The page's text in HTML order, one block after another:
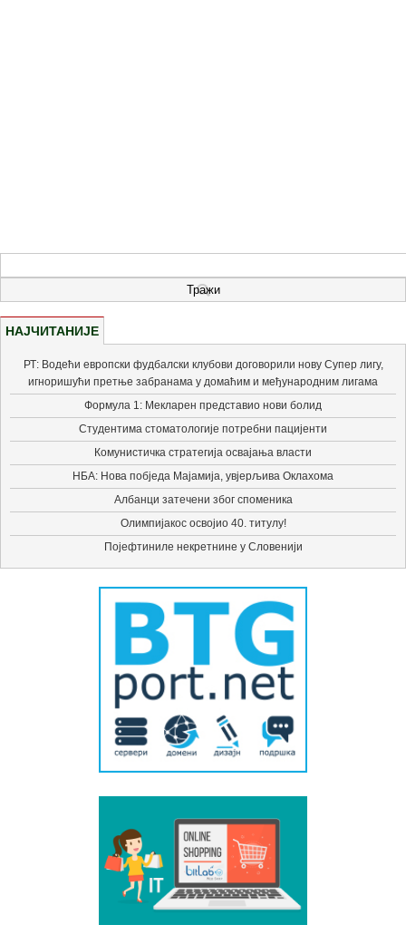
НАЈЧИТАНИЈЕ
РТ: Водећи европски фудбалски клубови договорили нову Супер лигу,
игноришући претње забранама у домаћим и међународним лигама
Формула 1: Мекларен представио нови болид
Студентима стоматологије потребни пацијенти
Комунистичка стратегија освајања власти
НБА: Нова побједа Мајамија, увјерљива Оклахома
Албанци затечени због споменика
Олимпијакос освојио 40. титулу!
Појефтиниле некретнине у Словенији